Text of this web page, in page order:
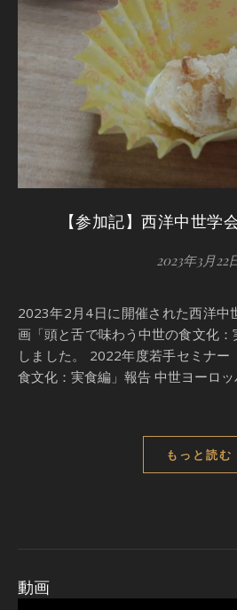
【参加記】西洋中世学
2023年3月22
2023年2月4日に開催された西洋中世学会若手セミナーの企
画「頭と舌で味わう中世の食文化
しました。 2022年度若手セミナ
食文化：実食編」報告 中世ヨーロ
もっと読む
動画